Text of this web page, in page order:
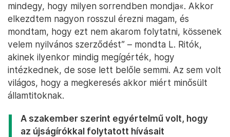
mindegy, hogy milyen sorrendben mondja«. Akkor
elkezdtem nagyon rosszul érezni magam, és
mondtam, hogy ezt nem akarom folytatni, kössenek
velem nyilvános szerződést” – mondta L. Ritók,
akinek ilyenkor mindig megígérték, hogy
intézkednek, de sose lett belőle semmi. Az sem volt
világos, hogy a megkeresés akkor miért minősült
államtitoknak.
A szakember szerint egyértelmű volt, hogy
az újságírókkal folytatott hívásait